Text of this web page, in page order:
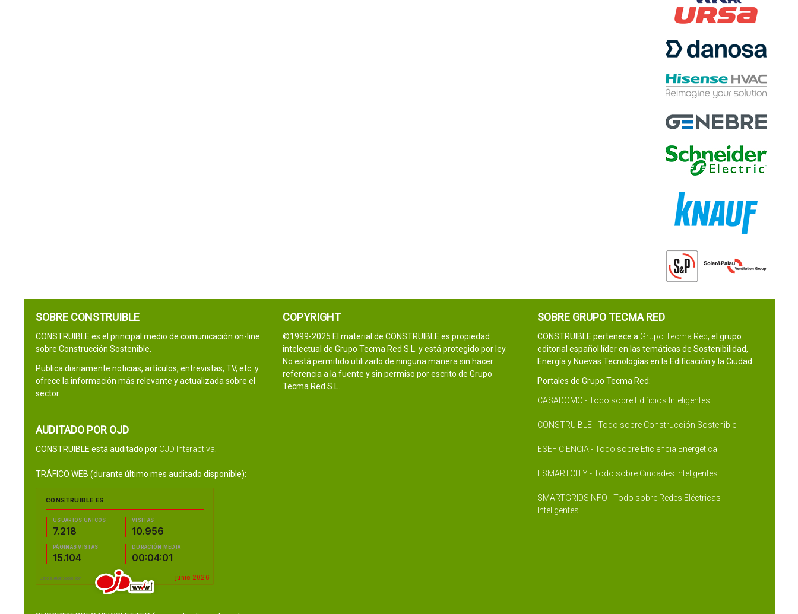
SOBRE CONSTRUIBLE
CONSTRUIBLE es el principal medio de comunicación on-line
sobre Construcción Sostenible.
Publica diariamente noticias, artículos, entrevistas, TV, etc. y
ofrece la información más relevante y actualizada sobre el
sector.
AUDITADO POR OJD
CONSTRUIBLE está auditado por OJD Interactiva
TRÁFICO WEB (durante último mes auditado disponible):
COPYRIGHT
©1999-2025 El material de CONSTRUIBLE es propiedad
intelectual de Grupo Tecma Red S.L. y está protegido por ley.
No está permitido utilizarlo de ninguna manera sin hacer
referencia a la fuente y sin permiso por escrito de Grupo
Tecma Red S.L.
SOBRE GRUPO TECMA RED
CONSTRUIBLE pertenece a Grupo Tecma Red, el grupo
editorial español líder en las temáticas de Sostenibilidad,
Energía y Nuevas Tecnologías en la Edificación y la Ciudad.
Portales de Grupo Tecma Red:
CASADOMO - Todo sobre Edificios Inteligentes
CONSTRUIBLE - Todo sobre Construcción Sostenible
ESEFICIENCIA - Todo sobre Eficiencia Energética
ESMARTCITY - Todo sobre Ciudades Inteligentes
SMARTGRIDSINFO - Todo sobre Redes Eléctricas
Inteligentes